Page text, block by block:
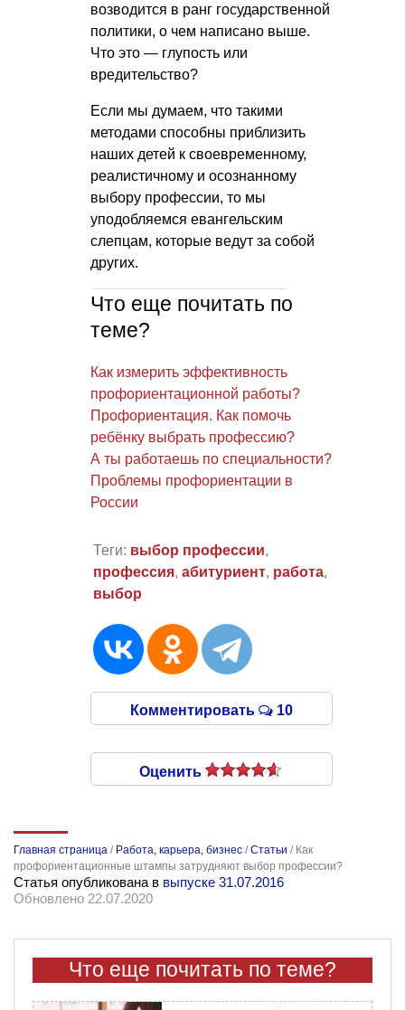
возводится в ранг государственной
политики, о чем написано выше.
Что это — глупость или
вредительство?
Если мы думаем, что такими
методами способны приблизить
наших детей к своевременному,
реалистичному и осознанному
выбору профессии, то мы
уподобляемся евангельским
слепцам, которые ведут за собой
других.
Что еще почитать по
теме?
Как измерить эффективность
профориентационной работы?
Профориентация. Как помочь
ребёнку выбрать профессию?
А ты работаешь по специальности?
Проблемы профориентации в
России
Теги: выбор профессии,
профессия, абитуриент, работа,
выбор
Комментировать 10
Оценить
Главная страница / Работа, карьера, бизнес /Статьи / Как
профориентационные штампы затрудняют выбор профессии?
Статья опубликована в выпуске 31.07.2016
Обновлено 22.07.2020
Что еще почитать по теме?